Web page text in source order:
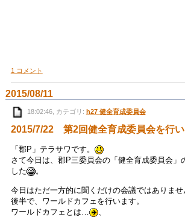
1 コメント
2015/08/11
18:02:46, カテゴリ: h27 健全育成委員会
2015/7/22 第2回健全育成委員会を行
「郡P」テラサワです。
さて今日は、郡P三委員会の「健全育成委員会」
した
。
今日はただ一方的に聞くだけの会議ではありませ
後半で、ワールドカフェを行います。
ワールドカフェとは…
、